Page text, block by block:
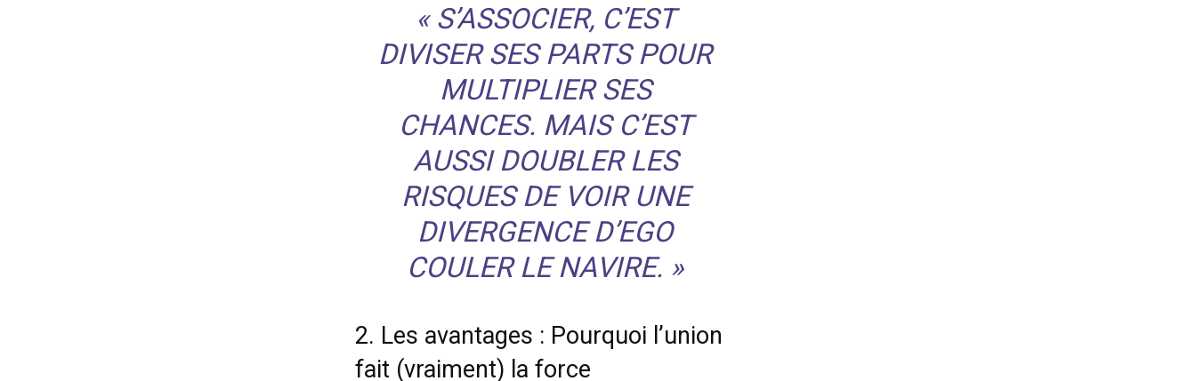
« S’ASSOCIER, C’EST
DIVISER SES PARTS POUR
MULTIPLIER SES
CHANCES. MAIS C’EST
AUSSI DOUBLER LES
RISQUES DE VOIR UNE
DIVERGENCE D’EGO
COULER LE NAVIRE. »
2. Les avantages : Pourquoi l’union
fait (vraiment) la force